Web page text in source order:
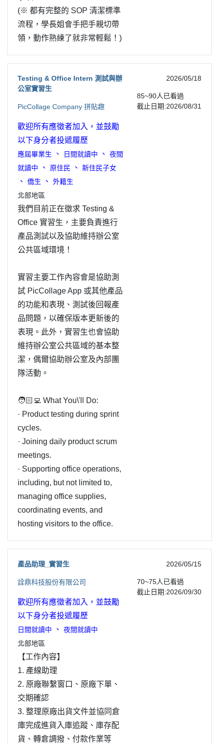
(※ 都有完整的 SOP 清潔標準
流程，學長姐會手把手親切帶
領，動作熟練了就非常輕鬆！)
2026/05/18
Testing & Office Intern 測試與辦
公室實習生
PicCollage Company 拼貼趣
歡迎所有應徵者加入，並鼓勵
以下身分者投遞履歷
應屆畢業生 、 日間就讀中 、 夜間
就讀中
、 原住民 、 新住民子女
、 僑生 、 外籍生
北部地區
我們目前正在徵求 Testing &
Office 實習生，主要負責進行
產品測試以及協助維持辦公室
公共區域環境！
實習主要工作內容會是協助測
試 PicCollage App 或其他產品
的功能和表現、測試後回報產
品問題，以確保版本更新後的
表現。此外，實習生也會協助
維持辦公室公共區域的基本整
潔，偶爾協助辦公室及內部團
隊活動。
🧑🏻‍💻 What You\'ll Do:
· Product testing during sprint
cycles.
· Joining daily product scrum
meetings.
· Supporting office operations,
including, but not limited to,
managing office supplies,
coordinating events, and
hosting visitors to the office.
85~90人已看過
截止日期:2026/08/31
2026/05/15
產品助理_實習生
詮鼎科技股份有限公司
歡迎所有應徵者加入，並鼓勵
以下身分者投遞履歷
日間就讀中 、 夜間就讀中
北部地區
【工作內容】
1. 產線助理
2. 原廠聯繫窗口、原廠下單、
交期確認
3. 整理原廠出貨文件並協同倉
庫完成進貨入庫追蹤、庫存配
貨、轉倉調撥、付款作業等
70~75人已看過
截止日期:2026/09/30